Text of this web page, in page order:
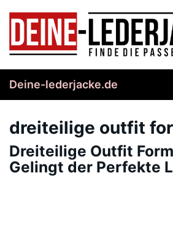
content
Deine-lederjacke.de
dreiteilige outfit
Dreiteilige Outfit
Gelingt der Perfekte